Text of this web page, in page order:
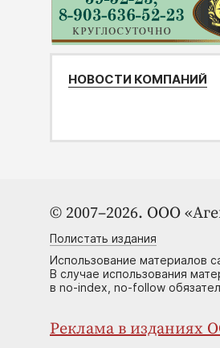
НОВОСТИ КОМПАНИЙ
© 2007–2026. ООО
Полистать издания
Использование материалов
В случае использования
в no-index, no-follow
Реклама в изданиях